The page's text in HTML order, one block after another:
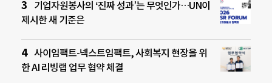
기업자원봉사의 ‘진짜 성과’는 무엇인가…UN이
제시한 새 기준은
사이임팩트-넥스트임팩트, 사회복지 현장을 위
한 AI 리빙랩 업무 협약 체결